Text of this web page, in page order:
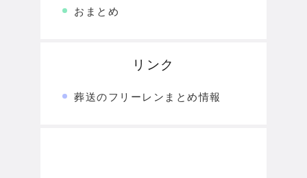
おまとめ
リンク
葬送のフリーレンまとめ情報